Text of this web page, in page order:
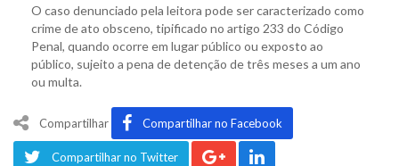
O caso denunciado pela leitora pode ser caracterizado como
crime de ato obsceno, tipificado no artigo 233 do Código
Penal, quando ocorre em lugar público ou exposto ao
público, sujeito a pena de detenção de três meses a um ano
ou multa.
Compartilhar Compartilhar no Facebook
Compartilhar no Twitter